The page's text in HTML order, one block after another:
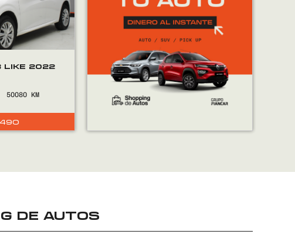
LIKE 2022
50080
DE AUTOS